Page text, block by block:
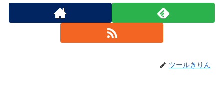
ツールきりん